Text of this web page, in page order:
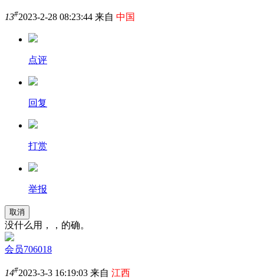
13#2023-2-28 08:23:44 来自 中国
点评
回复
打赏
举报
取消
没什么用，，的确。
会员706018
14#2023-3-3 16:19:03 来自 江西